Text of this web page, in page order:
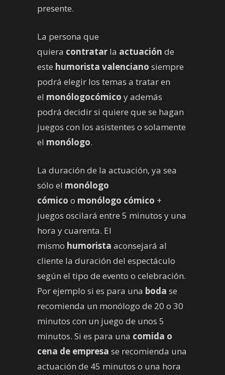
presente.
La persona que
quiera contratar la actuación de
este humorista valenciano siempre
podrá elegir los temas a tratar en
el monólogocómico y además
podrá decidir si quiere que se hagan
juegos con los asistentes o solamente
el monólogo.
La duración de la actuación, ya sea
sólo el monólogo
cómico o monólogo cómico +
juegos oscilará entre 5 minutos y una
hora y cuarenta. El
mismo humorista aconsejará al
cliente la duración del espectáculo
según el tipo de evento o celebración.
Por ejemplo si es para una boda se
recomienda un monólogo de 20 o 30
minutos con un juego de unos 5
minutos. Si es para una comida o
cena de empresa se recomienda una
actuación de 45 minutos o una hora